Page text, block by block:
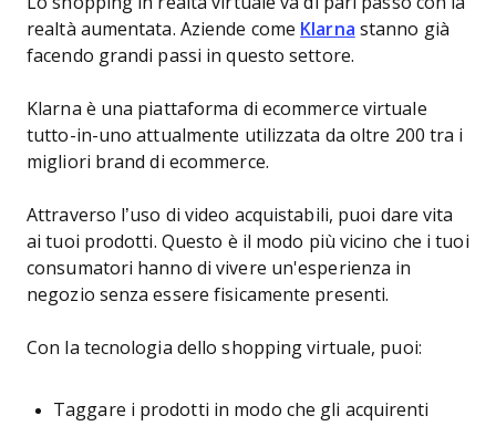
realtà aumentata. Aziende come Klarna stanno già
facendo grandi passi in questo settore.
Klarna è una piattaforma di ecommerce virtuale
tutto-in-uno attualmente utilizzata da oltre 200 tra i
migliori brand di ecommerce.
Attraverso l’uso di video acquistabili, puoi dare vita
ai tuoi prodotti. Questo è il modo più vicino che i tuoi
consumatori hanno di vivere un'esperienza in
negozio senza essere fisicamente presenti.
Con la tecnologia dello shopping virtuale, puoi:
Taggare i prodotti in modo che gli acquirenti